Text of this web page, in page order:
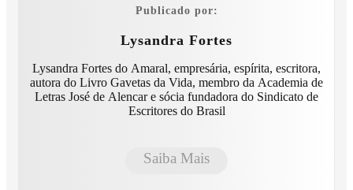
Publicado por:
Lysandra Fortes
Lysandra Fortes do Amaral, empresária, espírita, escritora,
autora do Livro Gavetas da Vida, membro da Academia de
Letras José de Alencar e sócia fundadora do Sindicato de
Escritores do Brasil
Saiba Mais